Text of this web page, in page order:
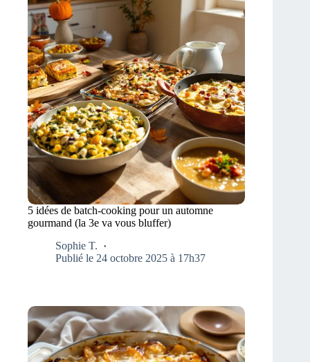
5 idées de batch-cooking pour un automne
gourmand (la 3e va vous bluffer)
Sophie T.
Publié le 24 octobre 2025 à 17h37